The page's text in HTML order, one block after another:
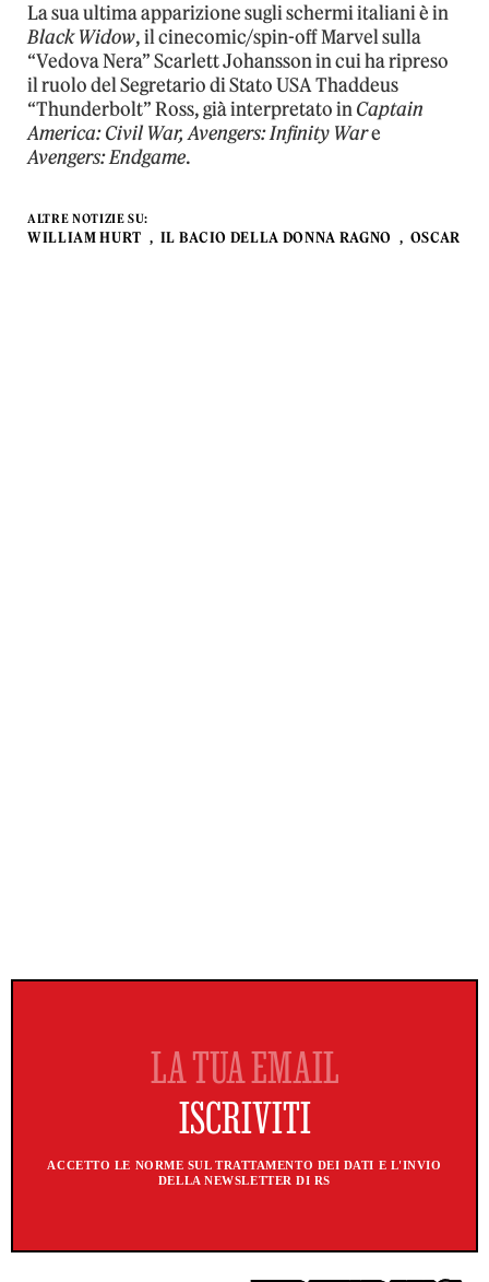
La sua ultima apparizione sugli schermi italiani è in
Black Widow, il cinecomic/spin-off Marvel sulla
“Vedova Nera” Scarlett Johansson in cui ha ripreso
il ruolo del Segretario di Stato USA Thaddeus
“Thunderbolt” Ross, già interpretato inCaptain
America: Civil War, Avengers: Infinity Ware
Avengers: Endgame.
ALTRE NOTIZIE SU:
WILLIAM HURT IL BACIO DELLA DONNA RAGNO OSCAR
ACCETTO LE NORME SUL TRATTAMENTO DEI DATI E L'INVIO
DELLA NEWSLETTER DI RS